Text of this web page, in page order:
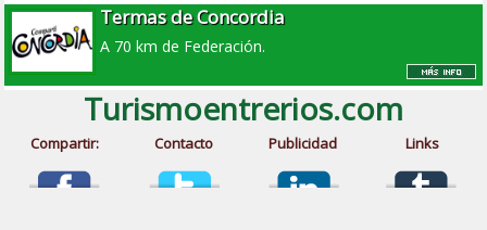
Termas de Concordia
A 70 km de Federación.
Turismoentrerios.com
Compartir: Contacto Publicidad Links